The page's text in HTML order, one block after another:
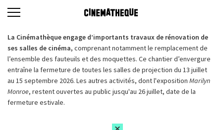
La Cinémathèque engage d’importants travaux de rénovation de
ses salles de cinéma, comprenant notamment le remplacement de
l’ensemble des fauteuils et des moquettes. Ce chantier d’envergure
entraîne la fermeture de toutes les salles de projection du 13 juillet
au 15 septembre 2026. Les autres activités, dont l'exposition Marilyn
Monroe, restent ouvertes au public jusqu'au 26 juillet, date de la
fermeture estivale.